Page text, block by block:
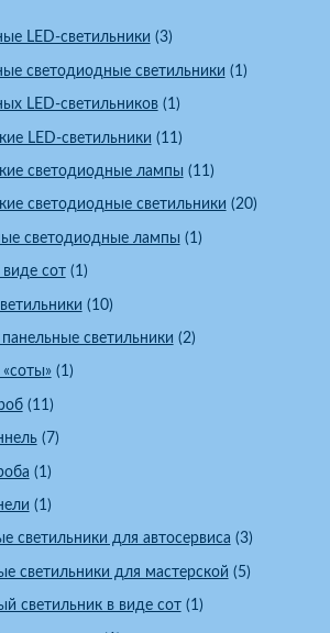
LED-светильники (3)
светодиодные светильники (1)
LED-светильников(1)
LED-светильники (11)
светодиодные лампы (11)
светодиодные светильники (20)
светодиодные лампы (1)
сот(1)
(10)
светильники (2)
(1)
(11)
(7)
(1)
(1)
светильники для автосервиса (3)
светильники для мастерской (5)
светильник в виде сот(1)